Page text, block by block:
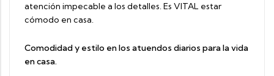
atención impecable a los detalles. Es VITAL estar
cómodo en casa.
Comodidad y estilo en los atuendos diarios para la vida
en casa.